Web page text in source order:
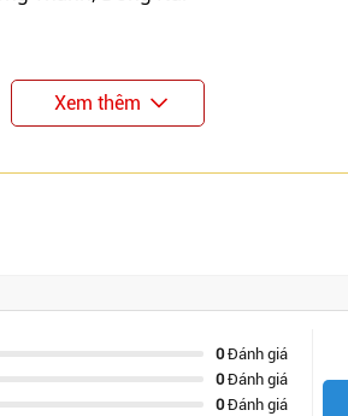
Xem thêm
0Đánh giá
0Đánh giá
0Đánh giá